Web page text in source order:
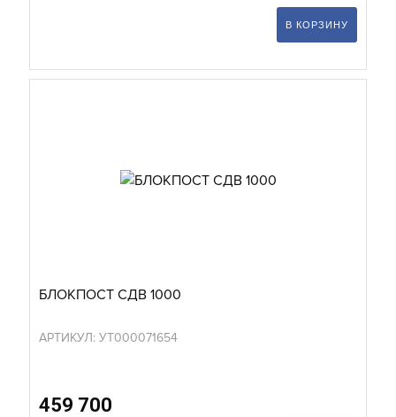
В КОРЗИНУ
БЛОКПОСТ СДВ 1000
АРТИКУЛ: УТ000071654
459 700